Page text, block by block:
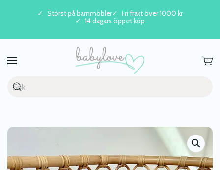
Skip to main content
Störst på barnmöbler
Fri frakt över 1000 kr
14 dagars öppet köp